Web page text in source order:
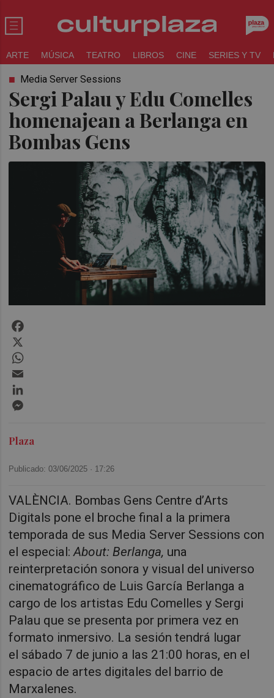
ARTE MÚSICA TEATRO LIBROS CINE SERIES Y TV
Sergi Palau y Edu Comelles
homenajean a Berlanga en
Bombas Gens
Media Server Sessions
Plaza
Publicado: 03/06/2025 · 17:26
VALÈNCIA. Bombas Gens Centre d’Arts
Digitals pone el broche final a la primera
temporada de sus Media Server Sessions con
el especial:About: Berlanga, una
reinterpretación sonora y visual del universo
cinematográfico de Luis García Berlanga a
cargo de los artistas Edu Comelles y Sergi
Palau que se presenta por primera vez en
formato inmersivo. La sesión tendrá lugar
el sábado 7 de junio a las 21:00 horas, en el
espacio de artes digitales del barrio de
Marxalenes.